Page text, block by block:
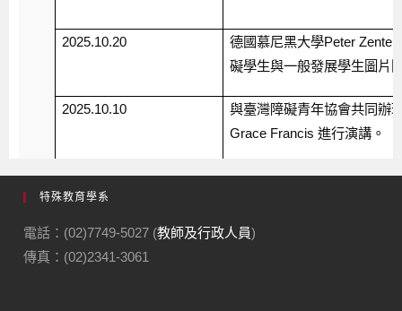
特殊教育學系
電話：(02)7749-5027 (教師及行政人員)
傳真：(02)2341-3061